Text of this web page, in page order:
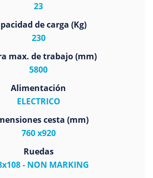
23
de carga (Kg)
230
max. de trabajo (mm)
5800
Alimentación
ELECTRICO
cesta (mm)
760 x920
Ruedas
- NON MARKING